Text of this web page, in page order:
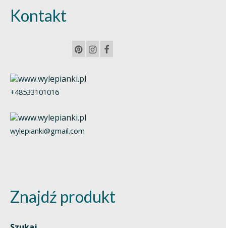
Kontakt
+48533101016
wylepianki@gmail.com
Znajdź produkt